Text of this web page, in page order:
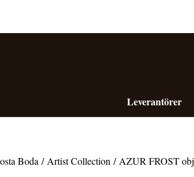
Leverantörer
Boda / Artist Collection / AZUR FROST